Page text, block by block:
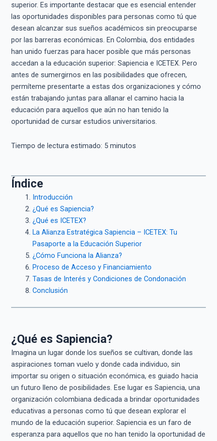
superior. Es importante destacar que es esencial entender
las oportunidades disponibles para personas como tú que
desean alcanzar sus sueños académicos sin preocuparse
por las barreras económicas. En Colombia, dos entidades
han unido fuerzas para hacer posible que más personas
accedan a la educación superior: Sapiencia e ICETEX. Pero
antes de sumergirnos en las posibilidades que ofrecen,
permíteme presentarte a estas dos organizaciones y cómo
están trabajando juntas para allanar el camino hacia la
educación para aquellos que aún no han tenido la
oportunidad de cursar estudios universitarios.
Tiempo de lectura estimado: 5minutos
Índice
Introducción
¿Qué es Sapiencia?
¿Qué es ICETEX?
La Alianza Estratégica Sapiencia – ICETEX: Tu
Pasaporte a la Educación Superior
¿Cómo Funciona la Alianza?
Proceso de Acceso y Financiamiento
Tasas de Interés y Condiciones de Condonación
Conclusión
¿Qué es Sapiencia?
Imagina un lugar donde los sueños se cultivan, donde las
aspiraciones toman vuelo y donde cada individuo, sin
importar su origen o situación económica, es guiado hacia
un futuro lleno de posibilidades. Ese lugar es Sapiencia, una
organización colombiana dedicada a brindar oportunidades
educativas a personas como tú que desean explorar el
mundo de la educación superior. Sapiencia es un faro de
esperanza para aquellos que no han tenido la oportunidad de